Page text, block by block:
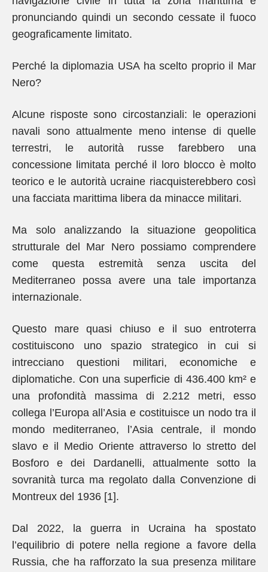
pronunciando quindi un secondo cessate il fuoco
geograficamente limitato.
Perché la diplomazia USA ha scelto proprio il Mar
Nero?
Alcune risposte sono circostanziali: le operazioni
navali sono attualmente meno intense di quelle
terrestri, le autorità russe farebbero una
concessione limitata perché il loro blocco è molto
teorico e le autorità ucraine riacquisterebbero così
una facciata marittima libera da minacce militari.
Ma solo analizzando la situazione geopolitica
strutturale del Mar Nero possiamo comprendere
come questa estremità senza uscita del
Mediterraneo possa avere una tale importanza
internazionale.
Questo mare quasi chiuso e il suo entroterra
costituiscono uno spazio strategico in cui si
intrecciano questioni militari, economiche e
diplomatiche. Con una superficie di 436.400 km² e
una profondità massima di 2.212 metri, esso
collega l’Europa all’Asia e costituisce un nodo tra il
mondo mediterraneo, l’Asia centrale, il mondo
slavo e il Medio Oriente attraverso lo stretto del
Bosforo e dei Dardanelli, attualmente sotto la
sovranità turca ma regolato dalla Convenzione di
Montreux del 1936 [1].
Dal 2022, la guerra in Ucraina ha spostato
l’equilibrio di potere nella regione a favore della
Russia, che ha rafforzato la sua presenza militare